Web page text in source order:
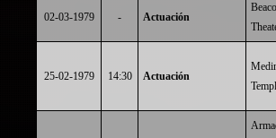
02-03-1979 - Actuación
25-02-1979 14:30 Actuación